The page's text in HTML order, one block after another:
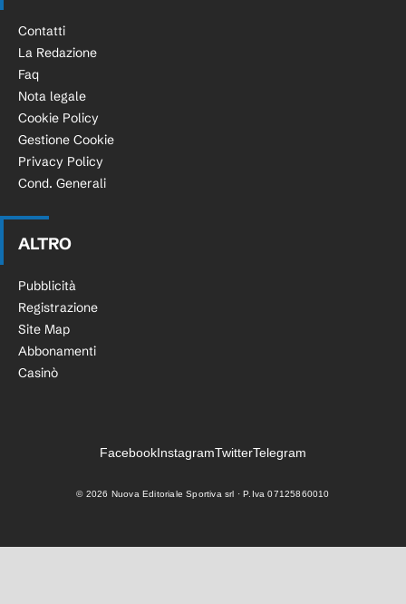
Contatti
La Redazione
Faq
Nota legale
Cookie Policy
Gestione Cookie
Privacy Policy
Cond. Generali
ALTRO
Pubblicità
Registrazione
Site Map
Abbonamenti
Casinò
FacebookInstagramTwitterTelegram
© 2026 Nuova Editoriale Sportiva srl · P.Iva 07125860010